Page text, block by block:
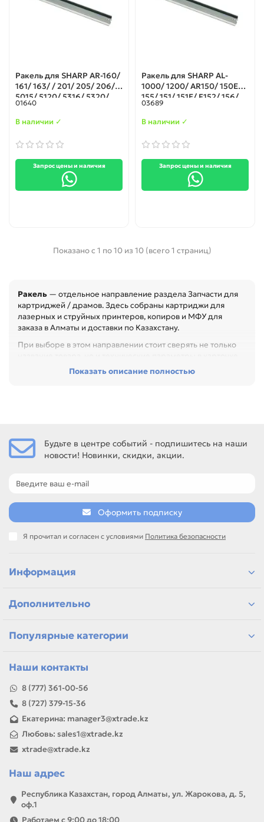
Ракель для SHARP AR-160/
161/ 163/ / 201/ 205/ 206/
5015/ 5120/ 5316/ 5320/
5516/ 5520
01640
В наличии ✓
Запрос цены и наличия
Ракель для SHARP AL-
1000/ 1200/ AR150/ 150E/
155/ 151/ 151E/ F152/ 156/
12E
03689
В наличии ✓
Запрос цены и наличия
Показано с 1 по 10 из 10 (всего 1 страниц)
Ракель — отдельное направление раздела Запчасти для
картриджей / драмов. Здесь собраны картриджи для
лазерных и струйных принтеров, копиров и МФУ для
заказа в Алматы и доставки по Казахстану.
При выборе в этом направлении стоит сверять не только
Перед покупкой проверьте модель устройства, код
для SHARP SF-2014/2114 Japan, Ракель для SHARP SF-7300,
Ракель для SHARP SF-7800. Сравнивайте такие позиции по
Если нужен близкий вариант, посмотрите соседние
подбор по модели принтера и коду картриджа
сравнение ресурса, цвета и типа поставки
позиции для офисной печати и сервисного запаса
Если параметры в карточке совпадают с вашей моделью
запаса.
Показать описание полностью
Будьте в центре событий - подпишитесь на наши
новости! Новинки, скидки, акции.
Оформить подписку
Я прочитал и согласен с условиями Политика безопасности
Информация
Дополнительно
Популярные категории
Наши контакты
8 (777) 361-00-56
8 (727) 379-15-36
Екатерина: manager3@xtrade.kz
Любовь: sales1@xtrade.kz
xtrade@xtrade.kz
Наш адрес
Республика Казахстан, город Алматы, ул. Жарокова, д. 5,
оф.1